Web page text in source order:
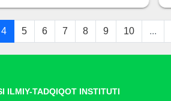
4 5 6 7 8 9 10 ...
ILMIY-TADQIQOT INSTITUTI